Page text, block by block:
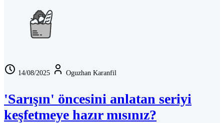
14/08/2025 Oguzhan Karanfil
'Sarışın' öncesini anlatan seriyi
keşfetmeye hazır mısınız?